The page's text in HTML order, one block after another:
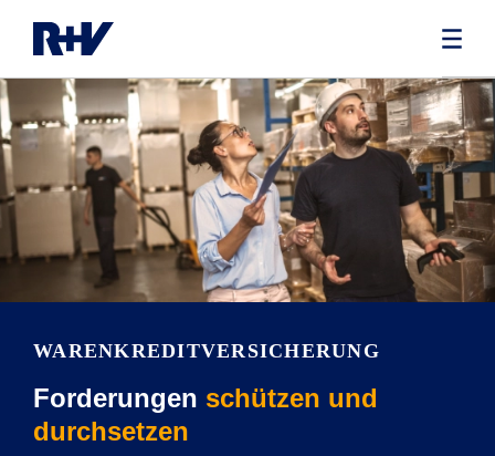
WARENKREDITVERSICHERUNG
Forderungen schützen und
durchsetzen